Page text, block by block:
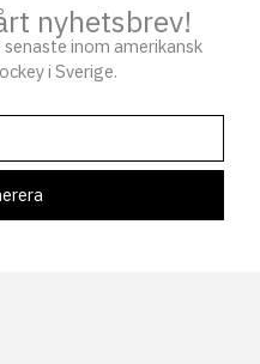
nyhetsbrev!
inom amerikansk
i Sverige.